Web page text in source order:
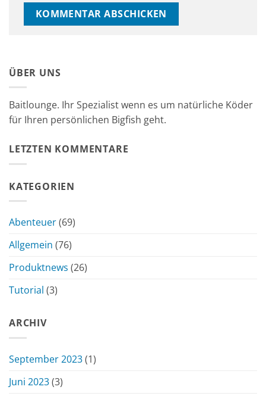
ÜBER UNS
Baitlounge. Ihr Spezialist wenn es um natürliche Köder
für Ihren persönlichen Bigfish geht.
LETZTEN KOMMENTARE
KATEGORIEN
Abenteuer(69)
Allgemein (76)
Produktnews (26)
Tutorial (3)
ARCHIV
September 2023(1)
Juni 2023(3)